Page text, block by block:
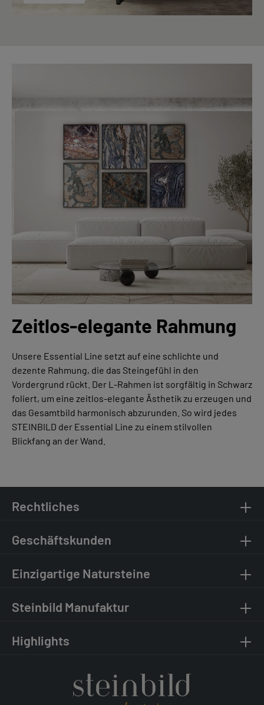
Zeitlos-elegante Rahmung
Unsere Essential Line setzt auf eine schlichte und
dezente Rahmung, die das Steingefühl in den
Vordergrund rückt. Der L-Rahmen ist sorgfältig in Schwarz
foliert, um eine zeitlos-elegante Ästhetik zu erzeugen und
das Gesamtbild harmonisch abzurunden. So wird jedes
STEINBILD der Essential Line zu einem stilvollen
Blickfang an der Wand.
Rechtliches
Geschäftskunden
Einzigartige Natursteine
Steinbild Manufaktur
Highlights